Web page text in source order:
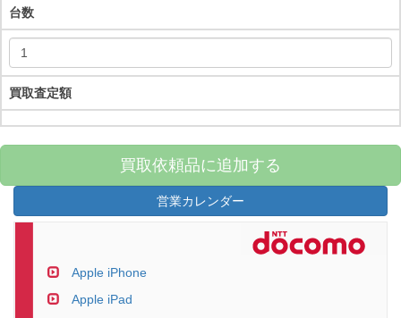
台数
買取査定額
買取依頼品に追加する
営業カレンダー
Apple iPhone
Apple iPad